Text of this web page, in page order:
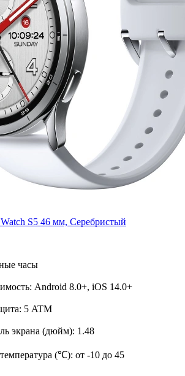
S5 46 мм, Серебристый
часы
Android 8.0+, iOS 14.0+
5 ATM
экрана (дюйм): 1.48
(℃): от -10 до 45